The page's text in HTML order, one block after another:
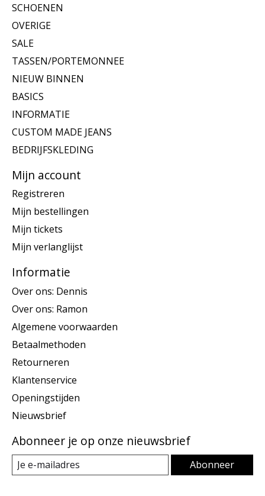
SCHOENEN
OVERIGE
SALE
TASSEN/PORTEMONNEE
NIEUW BINNEN
BASICS
INFORMATIE
CUSTOM MADE JEANS
BEDRIJFSKLEDING
Mijn account
Registreren
Mijn bestellingen
Mijn tickets
Mijn verlanglijst
Informatie
Over ons: Dennis
Over ons: Ramon
Algemene voorwaarden
Betaalmethoden
Retourneren
Klantenservice
Openingstijden
Nieuwsbrief
Abonneer je op onze nieuwsbrief
Abonneer